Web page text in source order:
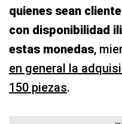
quienes sean
con disponibilidad
estas monedas,
en general la
150 piezas.